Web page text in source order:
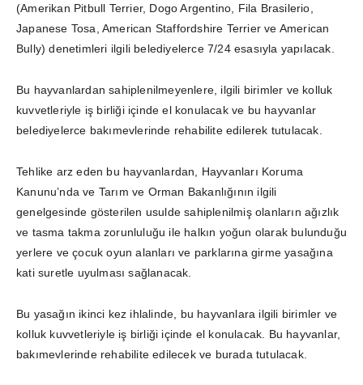
(Amerikan Pitbull Terrier, Dogo Argentino, Fila Brasilerio,
Japanese Tosa, American Staffordshire Terrier ve American
Bully) denetimleri ilgili belediyelerce 7/24 esasıyla yapılacak.
Bu hayvanlardan sahiplenilmeyenlere, ilgili birimler ve kolluk
kuvvetleriyle iş birliği içinde el konulacak ve bu hayvanlar
belediyelerce bakımevlerinde rehabilite edilerek tutulacak.
Tehlike arz eden bu hayvanlardan, Hayvanları Koruma
Kanunu’nda ve Tarım ve Orman Bakanlığının ilgili
genelgesinde gösterilen usulde sahiplenilmiş olanların ağızlık
ve tasma takma zorunluluğu ile halkın yoğun olarak bulunduğu
yerlere ve çocuk oyun alanları ve parklarına girme yasağına
kati suretle uyulması sağlanacak.
Bu yasağın ikinci kez ihlalinde, bu hayvanlara ilgili birimler ve
kolluk kuvvetleriyle iş birliği içinde el konulacak. Bu hayvanlar,
bakımevlerinde rehabilite edilecek ve burada tutulacak.